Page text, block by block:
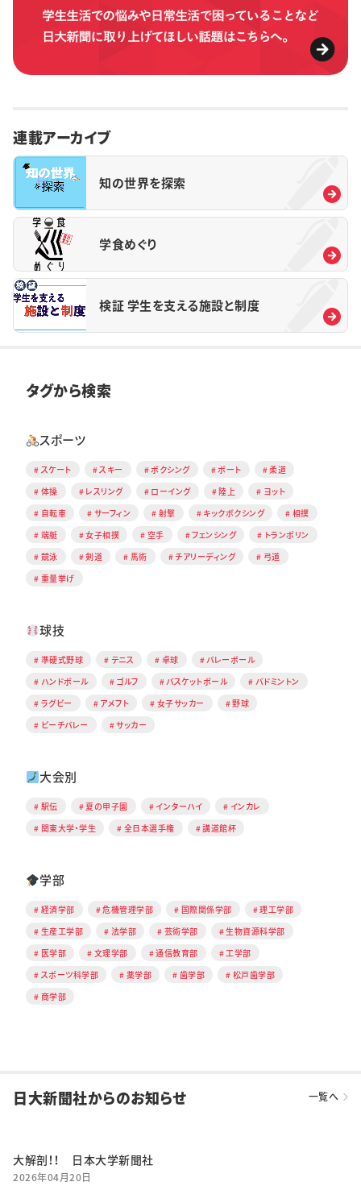
連載アーカイブ
知の世界を探索
学食めぐり
検証 学生を支える施設と制度
タグから検索
スポーツ
スケート スキー ボクシング ボート
柔道
体操
レスリング ローイング 陸上
ヨット
自転車
サーフィン 射撃 キックボクシング
相撲
端艇
女子相撲 空手 フェンシング
トランポリン
競泳
剣道 馬術 チアリーディング
弓道
重量挙げ
球技
準硬式野球 テニス 卓球
バレーボール
ハンドボール
ゴルフ バスケットボール
バドミントン
ラグビー
アメフト 女子サッカー
野球
ビーチバレー
サッカー
大会別
駅伝 夏の甲子園 インターハイ
インカレ
関東大学・学生
全日本選手権 講道館杯
学部
経済学部 危機管理学部 国際関係学部
理工学部
生産工学部
法学部 芸術学部
生物資源科学部
医学部
文理学部 通信教育部
工学部
スポーツ科学部
薬学部 歯学部
松戸歯学部
商学部
日大新聞社からのお知らせ 一覧へ
大解剖！！ 日本大学新聞社
2026年04月20日